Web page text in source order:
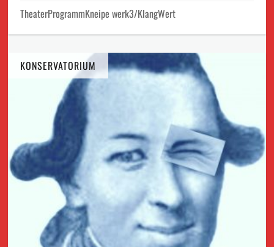
TheaterProgrammKneipe werk3/KlangWert
KONSERVATORIUM